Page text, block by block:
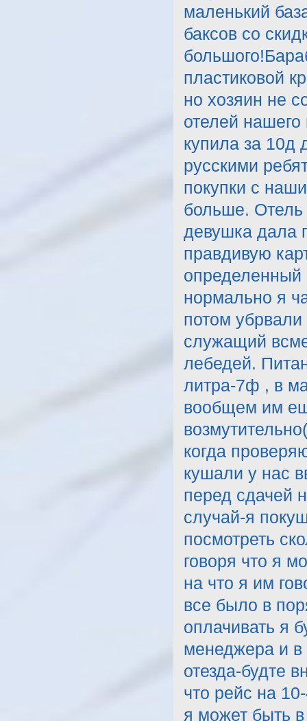
маленький
баксов со
пластиковой
но хозяин не
отелей
купила за 10д
русскими
покупки с
больше. Отель
девушка дала
правдивую
определенный
нормально я
потом
служащий
лебедей.
литра-7ф , в
вообщем им
когда
кушали у нас
перед сдачей
случай-я
посмотреть
говоря что я
на что я им
все было в
оплачивать я
менеджера и в
отезда-будте
что рейс на
я может быть